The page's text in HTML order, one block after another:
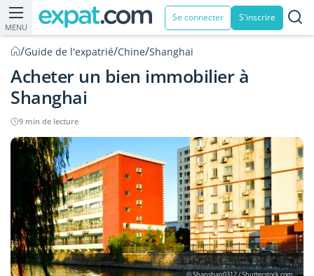
MENU
Se connecter S'inscrire
/Guide de l'expatrié/Chine/Shanghai
Acheter un bien immobilier à
Shanghai
9 min de lecture
© Shanshan0312 / Shutterstock.com